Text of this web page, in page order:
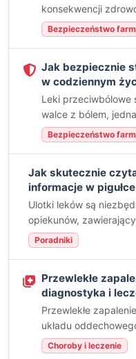
konsekwencji
Bezpieczeństwo
Jak bezpiecznie
w codziennym
Leki przeciwbólowe
walce z bólem,
Bezpieczeństwo
Jak skutecznie
informacje w pigułce
Ulotki leków są
opiekunów,
Poradniki
Przewlekłe
diagnostyka i
Przewlekłe
układu
Choroby i leczenie